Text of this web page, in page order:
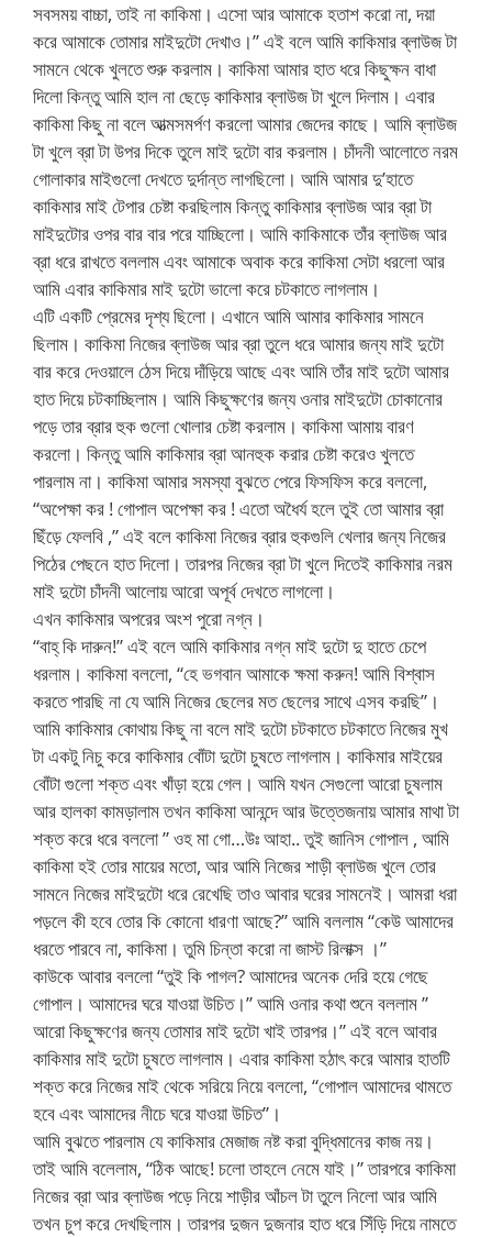
সবসময় বাচ্চা, তাই না কাকিমা। এসো আর আমাকে হতাশ করো না, দয়া
করে আমাকে তোমার মাইদুটো দেখাও।” এই বলে আমি কাকিমার ব্লাউজ টা
সামনে থেকে খুলতে শুরু করলাম। কাকিমা আমার হাত ধরে কিছুক্ষন বাধা
দিলো কিন্তু আমি হাল না ছেড়ে কাকিমার ব্লাউজ টা খুলে দিলাম। এবার
কাকিমা কিছু না বলে আত্মসমর্পণ করলো আমার জেদের কাছে। আমি ব্লাউজ
টা খুলে ব্রা টা উপর দিকে তুলে মাই দুটো বার করলাম। চাঁদনী আলোতে নরম
গোলাকার মাইগুলো দেখতে দুর্দান্ত লাগছিলো। আমি আমার দু’হাতে
কাকিমার মাই টেপার চেষ্টা করছিলাম কিন্তু কাকিমার ব্লাউজ আর ব্রা টা
মাইদুটোর ওপর বার বার পরে যাচ্ছিলো। আমি কাকিমাকে তাঁর ব্লাউজ আর
ব্রা ধরে রাখতে বললাম এবং আমাকে অবাক করে কাকিমা সেটা ধরলো আর
আমি এবার কাকিমার মাই দুটো ভালো করে চটকাতে লাগলাম।
এটি একটি প্রেমের দৃশ্য ছিলো। এখানে আমি আমার কাকিমার সামনে
ছিলাম। কাকিমা নিজের ব্লাউজ আর ব্রা তুলে ধরে আমার জন্য মাই দুটো
বার করে দেওয়ালে ঠেস দিয়ে দাঁড়িয়ে আছে এবং আমি তাঁর মাই দুটো আমার
হাত দিয়ে চটকাচ্ছিলাম। আমি কিছুক্ষণের জন্য ওনার মাইদুটো চোকানোর
পড়ে তার ব্রার হুক গুলো খোলার চেষ্টা করলাম। কাকিমা আমায় বারণ
করলো। কিন্তু আমি কাকিমার ব্রা আনহুক করার চেষ্টা করেও খুলতে
পারলাম না। কাকিমা আমার সমস্যা বুঝতে পেরে ফিসফিস করে বললো,
“অপেক্ষা কর ! গোপাল অপেক্ষা কর ! এতো অধৈর্য হলে তুই তো আমার ব্রা
ছিঁড়ে ফেলবি ,” এই বলে কাকিমা নিজের ব্রার হুকগুলি খেলার জন্য নিজের
পিঠের পেছনে হাত দিলো। তারপর নিজের ব্রা টা খুলে দিতেই কাকিমার নরম
মাই দুটো চাঁদনী আলোয় আরো অপূর্ব দেখতে লাগলো।
এখন কাকিমার অপরের অংশ পুরো নগ্ন।
“বাহ্ কি দারুন!” এই বলে আমি কাকিমার নগ্ন মাই দুটো দু হাতে চেপে
ধরলাম। কাকিমা বললো, “হে ভগবান আমাকে ক্ষমা করুন! আমি বিশ্বাস
করতে পারছি না যে আমি নিজের ছেলের মত ছেলের সাথে এসব করছি”।
আমি কাকিমার কোথায় কিছু না বলে মাই দুটো চটকাতে চটকাতে নিজের মুখ
টা একটু নিচু করে কাকিমার বোঁটা দুটো চুষতে লাগলাম। কাকিমার মাইয়ের
বোঁটা গুলো শক্ত এবং খাঁড়া হয়ে গেল। আমি যখন সেগুলো আরো চুষলাম
আর হালকা কামড়ালাম তখন কাকিমা আনন্দে আর উত্তেজনায় আমার মাথা টা
শক্ত করে ধরে বললো ” ওহ মা গো…উঃ আহা.. তুই জানিস গোপাল , আমি
কাকিমা হই তোর মায়ের মতো, আর আমি নিজের শাড়ী ব্লাউজ খুলে তোর
সামনে নিজের মাইদুটো ধরে রেখেছি তাও আবার ঘরের সামনেই। আমরা ধরা
পড়লে কী হবে তোর কি কোনো ধারণা আছে?” আমি বললাম “কেউ আমাদের
ধরতে পারবে না, কাকিমা। তুমি চিন্তা করো না জাস্ট রিলাক্স ।”
কাউকে আবার বললো “তুই কি পাগল? আমাদের অনেক দেরি হয়ে গেছে
গোপাল। আমাদের ঘরে যাওয়া উচিত।” আমি ওনার কথা শুনে বললাম ”
আরো কিছুক্ষণের জন্য তোমার মাই দুটো খাই তারপর।” এই বলে আবার
কাকিমার মাই দুটো চুষতে লাগলাম। এবার কাকিমা হঠাৎ করে আমার হাতটি
শক্ত করে নিজের মাই থেকে সরিয়ে নিয়ে বললো, “গোপাল আমাদের থামতে
হবে এবং আমাদের নীচে ঘরে যাওয়া উচিত”।
আমি বুঝতে পারলাম যে কাকিমার মেজাজ নষ্ট করা বুদ্ধিমানের কাজ নয়।
তাই আমি বলেলাম, “ঠিক আছে! চলো তাহলে নেমে যাই।” তারপরে কাকিমা
নিজের ব্রা আর ব্লাউজ পড়ে নিয়ে শাড়ীর আঁচল টা তুলে নিলো আর আমি
তখন চুপ করে দেখছিলাম। তারপর দুজন দুজনার হাত ধরে সিঁড়ি দিয়ে নামতে